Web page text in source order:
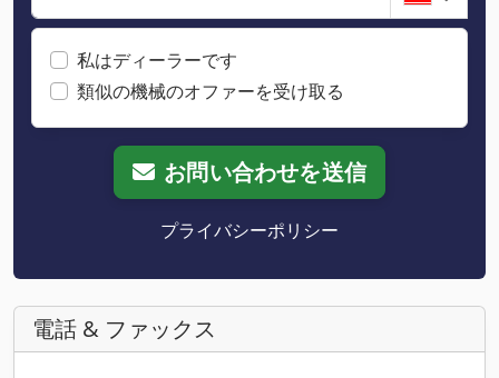
私はディーラーです
類似の機械のオファーを受け取る
お問い合わせを送信
プライバシーポリシー
電話 & ファックス